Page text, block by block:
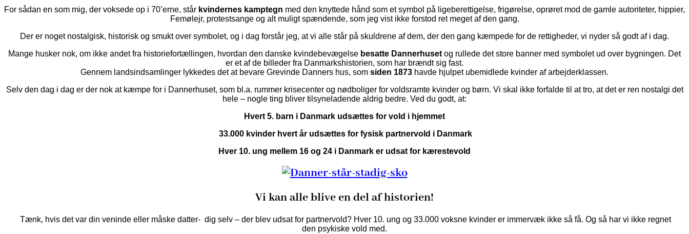
For sådan en som mig, der voksede op i 70’erne, står kvindernes kamptegn med den knyttede hånd som et symbol på ligeberettigelse, frigørelse, oprøret mod de gamle autoriteter, hippier,
Femølejr, protestsange og alt muligt spændende, som jeg vist ikke forstod ret meget af den gang.
Der er noget nostalgisk, historisk og smukt over symbolet, og i dag forstår jeg, at vi alle står på skuldrene af dem, der den gang kæmpede for de rettigheder, vi nyder så godt af i dag.
Mange husker nok, om ikke andet fra historiefortællingen, hvordan den danske kvindebevægelse besatte Dannerhuset og rullede det store banner med symbolet ud over bygningen. Det
er et af de billeder fra Danmarkshistorien, som har brændt sig fast.
Gennem landsindsamlinger lykkedes det at bevare Grevinde Danners hus, som siden 1873 havde hjulpet ubemidlede kvinder af arbejderklassen.
Selv den dag i dag er der nok at kæmpe for i Dannerhuset, som bl.a. rummer krisecenter og nødboliger for voldsramte kvinder og børn. Vi skal ikke forfalde til at tro, at det er ren nostalgi det
hele – nogle ting bliver tilsyneladende aldrig bedre. Ved du godt, at:
Hvert 5. barn i Danmark udsættes for vold i hjemmet
33.000 kvinder hvert år udsættes for fysisk partnervold i Danmark
Hver 10. ung mellem 16 og 24 i Danmark er udsat for kærestevold
Vi kan alle blive en del af historien!
Tænk, hvis det var din veninde eller måske datter- dig selv – der blev udsat for partnervold? Hver 10. ung og 33.000 voksne kvinder er immervæk ikke så få. Og så har vi ikke regnet
den psykiske vold med.